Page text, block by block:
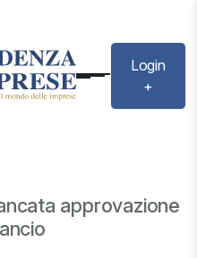
Login
+
approvazione